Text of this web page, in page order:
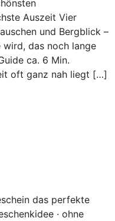
Auszeit Vier
und Bergblick –
wird, das noch lange
ca. 6 Min.
oft ganz nah liegt […]
das perfekte
· ohne